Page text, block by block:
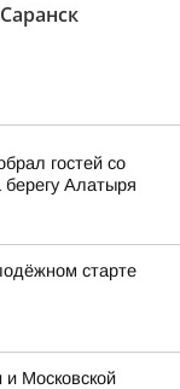
гостей со
берегу Алатыря
старте
Московской